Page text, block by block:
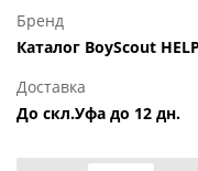
Бренд
Каталог BoyScout
Доставка
До скл.Уфа до 12 дн.